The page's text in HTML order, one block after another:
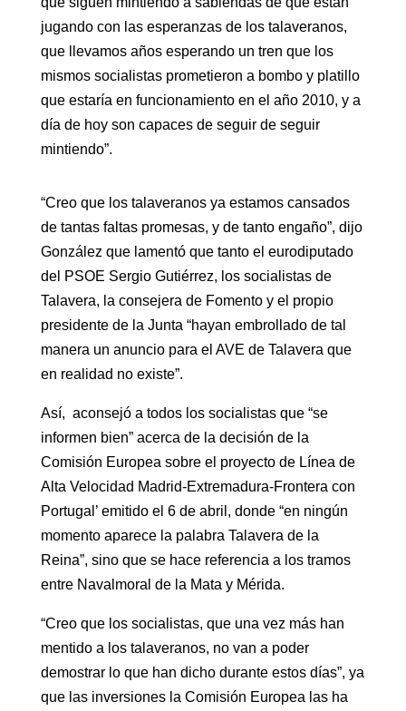
jugando con las esperanzas de los talaveranos,
que llevamos años esperando un tren que los
mismos socialistas prometieron a bombo y platillo
que estaría en funcionamiento en el año 2010, y a
día de hoy son capaces de seguir de seguir
mintiendo”.
“Creo que los talaveranos ya estamos cansados
de tantas faltas promesas, y de tanto engaño”, dijo
González que lamentó que tanto el eurodiputado
del PSOE Sergio Gutiérrez, los socialistas de
Talavera, la consejera de Fomento y el propio
presidente de la Junta “hayan embrollado de tal
manera un anuncio para el AVE de Talavera que
en realidad no existe”.
Así, aconsejó a todos los socialistas que “se
informen bien” acerca de la decisión de la
Comisión Europea sobre el proyecto de Línea de
Alta Velocidad Madrid-Extremadura-Frontera con
Portugal’ emitido el 6 de abril, donde “en ningún
momento aparece la palabra Talavera de la
Reina”, sino que se hace referencia a los tramos
entre Navalmoral de la Mata y Mérida.
“Creo que los socialistas, que una vez más han
mentido a los talaveranos, no van a poder
demostrar lo que han dicho durante estos días”, ya
que las inversiones la Comisión Europea las ha